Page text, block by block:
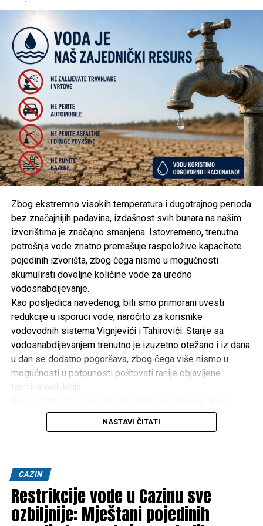
uživati u nastupima vrhunskih vozača i moćnih trkaćih
automobila, a organizatori pozivaju sve posjetioce da
svojim odgovornim ponašanjem doprinesu sigurnosti i
uspješnoj organizaciji jednog od najznačajnijih sportskih
događaja u Krajini.
Share
Share
Share
Mail
Zbog ekstremno visokih temperatura i dugotrajnog perioda
bez značajnijih padavina, izdašnost svih bunara na našim
izvorištima je značajno smanjena. Istovremeno, trenutna
potrošnja vode znatno premašuje raspoložive kapacitete
pojedinih izvorišta, zbog čega nismo u mogućnosti
akumulirati dovoljne količine vode za uredno
vodosnabdijevanje.
Kao posljedica navedenog, bili smo primorani uvesti
redukcije u isporuci vode, naročito za korisnike
vodovodnih sistema Vignjevići i Tahirovići. Stanje sa
vodosnabdijevanjem trenutno je izuzetno otežano i iz dana
u dan se dodatno pogoršava, zbog čega više nismo u
mogućnosti u potpunosti poštovati ranije objavljene
uredno vodosnabdijevanje već nekoliko dana. Ulažemo
maksimalne napore kako bismo svim korisnicima osigurali
Zbog toga upućujemo apel svim korisnicima da vodu
koriste savjesno, odgovorno i racionalno. U ovim
vanrednim okolnostima neophodno je obustaviti svaku
nepotrebnu potrošnju pitke vode, posebno za:
NASTAVI ČITATI
CAZIN
Restrikcije vode u Cazinu sve
ozbiljnije: Mještani pojedinih